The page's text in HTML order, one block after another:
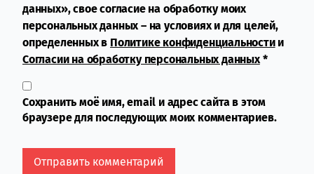
данных», свое согласие на обработку моих
персональных данных – на условиях и для целей,
определенных в Политике конфиденциальностии
Согласии на обработку персональных данных*
Сохранить моё имя, email и адрес сайта в этом
браузере для последующих моих комментариев.